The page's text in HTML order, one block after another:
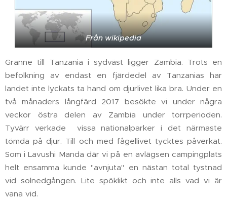
Från wikipedia
Granne till Tanzania i sydväst ligger Zambia. Trots en
befolkning av endast en fjärdedel av Tanzanias har
landet inte lyckats ta hand om djurlivet lika bra. Under en
två månaders långfärd 2017 besökte vi under några
veckor östra delen av Zambia under torrperioden.
Tyvärr verkade vissa nationalparker i det närmaste
tömda på djur. Till och med fågellivet tycktes påverkat.
Som i Lavushi Manda där vi på en avlägsen campingplats
helt ensamma kunde "avnjuta" en nästan total tystnad
vid solnedgången. Lite spöklikt och inte alls vad vi är
vana vid.